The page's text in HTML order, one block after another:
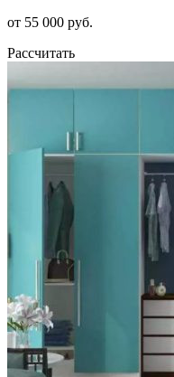
от 55 000 руб.
Рассчитать